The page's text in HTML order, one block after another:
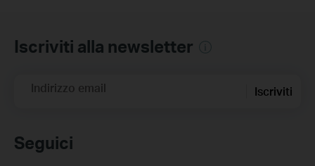
Iscriviti alla newsletter
Indirizzo email Iscriviti
Seguici